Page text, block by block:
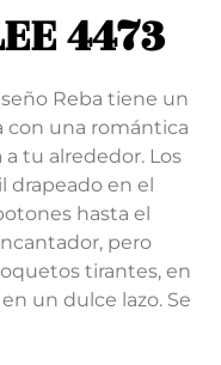
4473
Reba tiene un
con una romántica
tu alrededor. Los
drapeado en el
hasta el
pero
tirantes, en
un dulce lazo. Se